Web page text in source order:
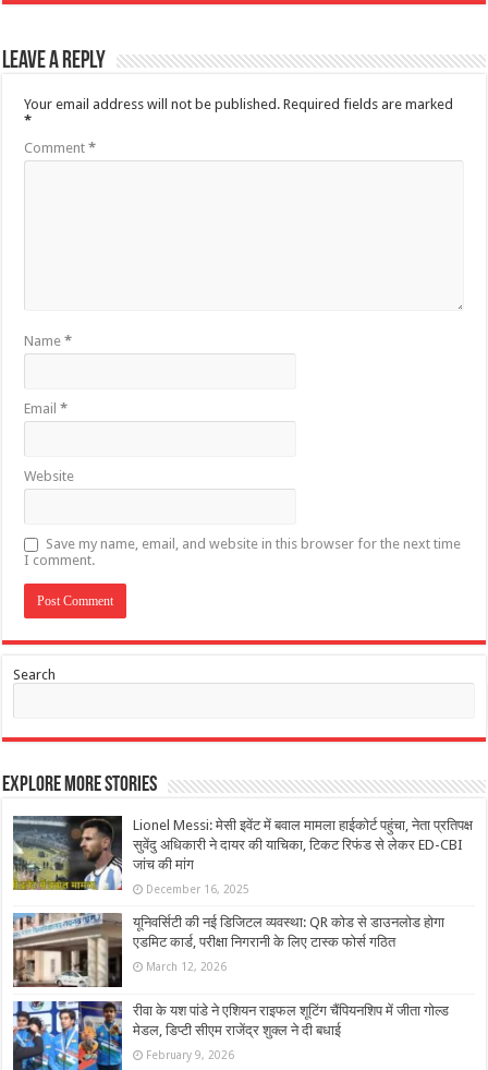
Leave a Reply
Your email address will not be published. Required fields are marked
*
Comment*
Name*
Email*
Website
Save my name, email, and website in this browser for the next time
I comment.
Search
Explore More Stories
Lionel Messi: मेसी इवेंट में बवाल मामला हाईकोर्ट पहुंचा, नेता प्रतिपक्ष
सुवेंदु अधिकारी ने दायर की याचिका, टिकट रिफंड से लेकर ED-CBI
जांच की मांग
December 16, 2025
यूनिवर्सिटी की नई डिजिटल व्यवस्था: QR कोड से डाउनलोड होगा
एडमिट कार्ड, परीक्षा निगरानी के लिए टास्क फोर्स गठित
March 12, 2026
रीवा के यश पांडे ने एशियन राइफल शूटिंग चैंपियनशिप में जीता गोल्ड
मेडल, डिप्टी सीएम राजेंद्र शुक्ल ने दी बधाई
February 9, 2026